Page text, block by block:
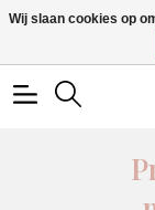
• Wekelijks
Wij slaan cookies op